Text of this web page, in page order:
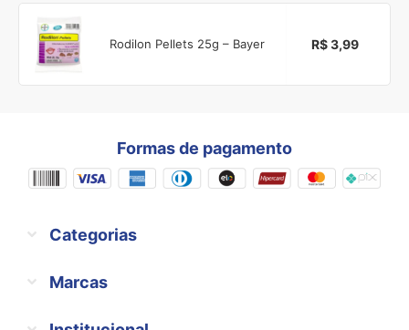
Rodilon Pellets 25g – Bayer R$ 3,99
Formas de pagamento
Categorias
Marcas